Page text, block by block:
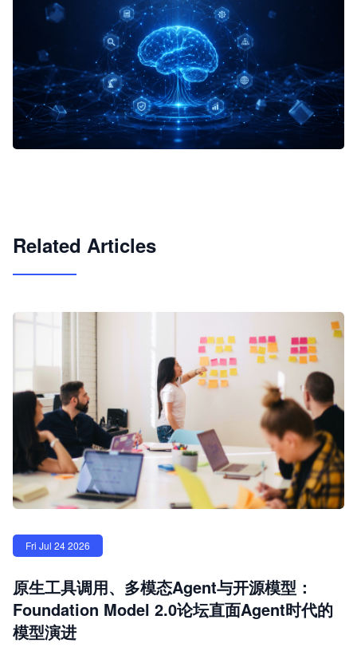
Related Articles
Fri Jul 24 2026
原生工具调用、多模态Agent与开源模型：
Foundation Model 2.0论坛直面Agent时代的
模型演进